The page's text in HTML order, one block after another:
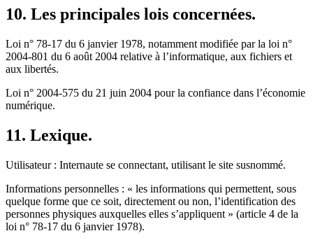
10. Les principales lois concernées.
Loi n° 78-17 du 6 janvier 1978, notamment modifiée par la loi n°
2004-801 du 6 août 2004 relative à l’informatique, aux fichiers et
aux libertés.
Loi n° 2004-575 du 21 juin 2004 pour la confiance dans l’économie
numérique.
11. Lexique.
Utilisateur : Internaute se connectant, utilisant le site susnommé.
Informations personnelles : « les informations qui permettent, sous
quelque forme que ce soit, directement ou non, l’identification des
personnes physiques auxquelles elles s’appliquent » (article 4 de la
loi n° 78-17 du 6 janvier 1978).